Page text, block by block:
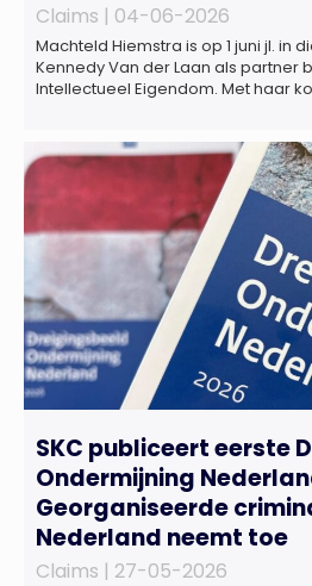
Claims | 04-06-2026
Machteld Hiemstra is op 1 juni jl. in
Kennedy Van der Laan als partner
Intellectueel Eigendom. Met haar
gespecialiseerd in nationale en
regelgeving relevant voor de life
SKC publiceert eerste
Ondermijning
Georganiseerde
Nederland neemt toe
Claims | 27-05-2026